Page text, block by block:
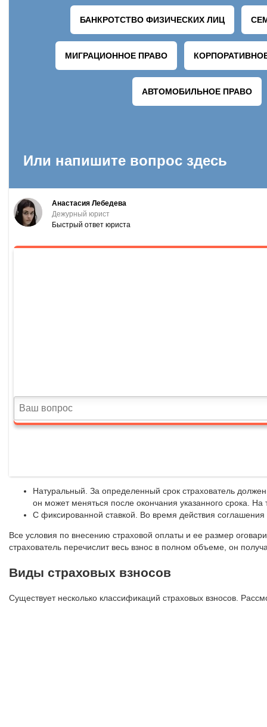
Натуральный. За определенный срок страхователь
он может меняться после окончания указанного срока. На
С фиксированной ставкой. Во время действия
Все условия по внесению страховой оплаты и ее размер
страхователь перечислит весь взнос в полном объеме, он
Виды страховых взносов
Существует несколько классификаций страховых взносов.